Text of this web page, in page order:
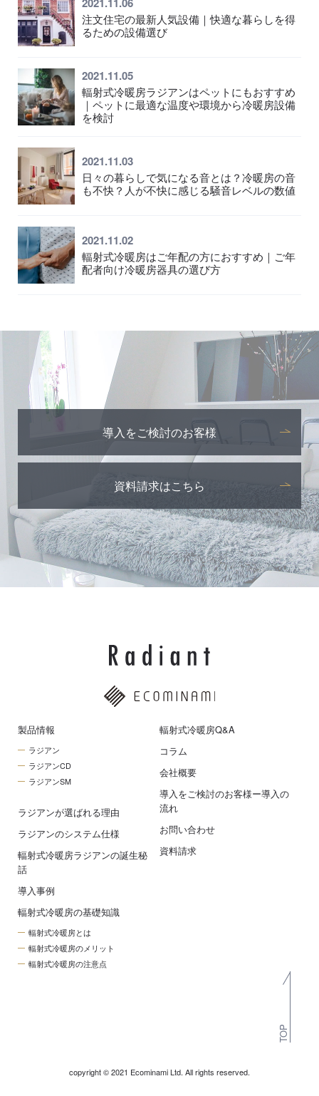
注文住宅の最新人気設備｜快適な暮らしを得
るための設備選び
2021.11.05
輻射式冷暖房ラジアンはペットにもおすすめ
｜ペットに最適な温度や環境から冷暖房設備
を検討
2021.11.03
日々の暮らしで気になる音とは？冷暖房の音
も不快？人が不快に感じる騒音レベルの数値
2021.11.02
輻射式冷暖房はご年配の方におすすめ｜ご年
配者向け冷暖房器具の選び方
導入をご検討のお客様
資料請求はこちら
TOP
製品情報
ラジアン
ラジアンCD
ラジアンSM
ラジアンが選ばれる理由
ラジアンのシステム仕様
輻射式冷暖房ラジアンの誕生秘
話
導入事例
輻射式冷暖房の基礎知識
輻射式冷暖房とは
輻射式冷暖房のメリット
輻射式冷暖房の注意点
輻射式冷暖房Q&A
コラム
会社概要
導入をご検討のお客様ー導入の
流れ
お問い合わせ
資料請求
copyright © 2021 Ecominami Ltd. All rights reserved.